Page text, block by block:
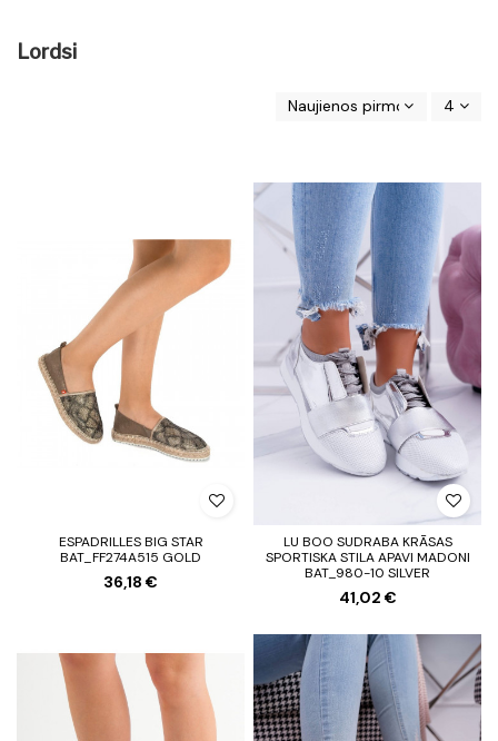
Lordsi
Naujienos pirmos 4
ESPADRILLES BIG STAR
BAT_FF274A515 GOLD
36,18 €
LU BOO SUDRABA KRĀSAS
SPORTISKA STILA APAVI MADONI
BAT_980-10 SILVER
41,02 €